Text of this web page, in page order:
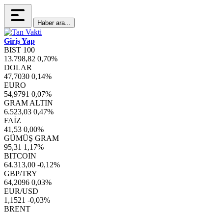
Haber ara...
Giriş Yap
BIST 100
13.798,82 0,70%
DOLAR
47,7030 0,14%
EURO
54,9791 0,07%
GRAM ALTIN
6.523,03 0,47%
FAİZ
41,53 0,00%
GÜMÜŞ GRAM
95,31 1,17%
BITCOIN
64.313,00 -0,12%
GBP/TRY
64,2096 0,03%
EUR/USD
1,1521 -0,03%
BRENT